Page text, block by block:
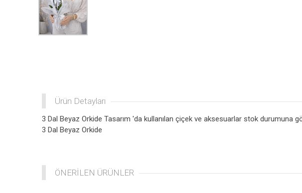
Ürün Detayları
3 Dal Beyaz Orkide Tasarım 'da kullanılan çiçek ve aksesuarlar stok durumuna
3 Dal Beyaz Orkide
ÖNERİLEN ÜRÜNLER